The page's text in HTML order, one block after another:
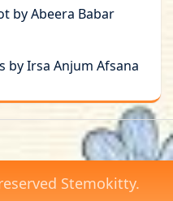
by Abeera Babar
by Irsa Anjum Afsana
Stemokitty.